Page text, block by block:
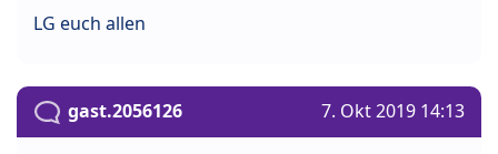
LG euch allen
gast.2056126 7. Okt 2019 14:13